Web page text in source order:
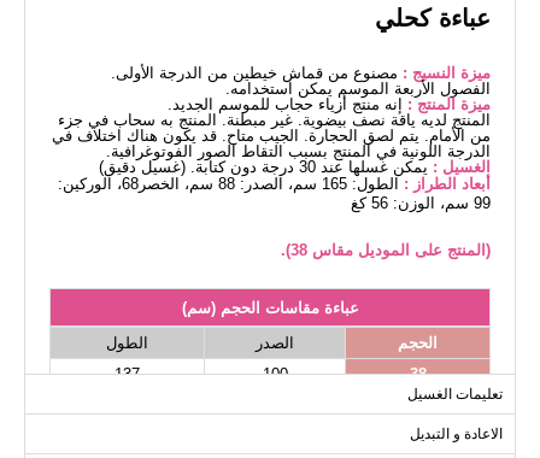
عباءة كحلي
ميزة النسيج : مصنوع من قماش خيطين من الدرجة الأولى.
الفصول الأربعة الموسم يمكن استخدامه.
ميزة المنتج : إنه منتج أزياء حجاب للموسم الجديد.
المنتج لديه ياقة نصف بيضوية. غير مبطنة. المنتج به سحاب في جزء
من الأمام. يتم لصق الحجارة. الجيب متاح. قد يكون هناك اختلاف في
الدرجة اللونية في المنتج بسبب التقاط الصور الفوتوغرافية.
الغسيل : يمكن غسلها عند 30 درجة دون كتابة. (غسيل دقيق)
أبعاد الطراز :
الطول: 165 سم، الصدر: 88 سم، الخصر68، الوركين:
99 سم، الوزن: 56 كغ
(المنتج على الموديل مقاس 38).
عباءة مقاسات الحجم (سم)
الحجم
الصدر
الطول
38
100
137
40
42
تعليمات الغسيل
الاعادة و التبديل